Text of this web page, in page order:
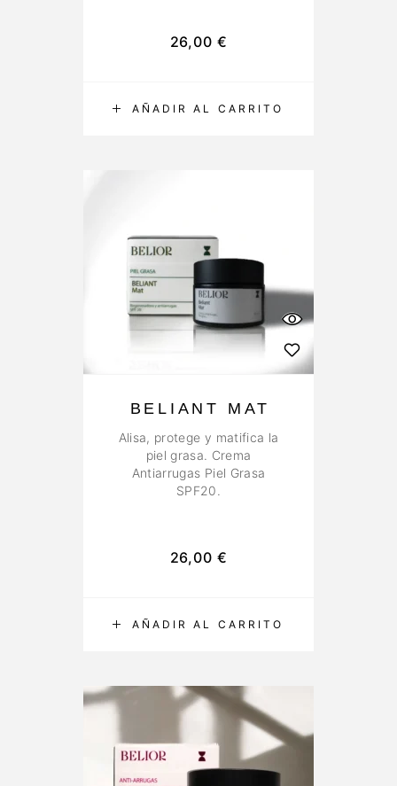
AÑADIR AL CARRITO
26,00 €
AÑADIR AL CARRITO
BELIANT MAT
Alisa, protege y matifica la
piel grasa. Crema
Antiarrugas Piel Grasa
SPF20.
26,00 €